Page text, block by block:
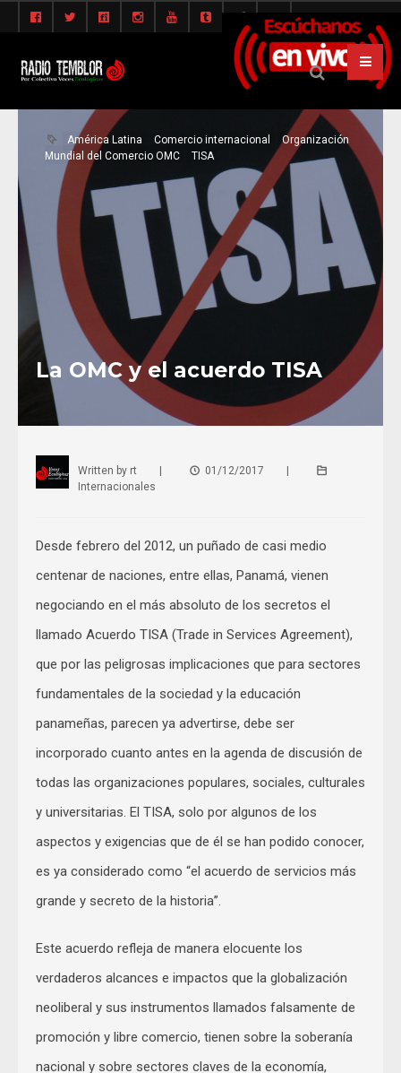
América Latina Comercio internacional
Organización
Mundial del Comercio OMC
TISA
La OMC y el acuerdo TISA
Written by rt 01/12/2017
Internacionales
Desde febrero del 2012, un puñado de casi medio
centenar de naciones, entre ellas, Panamá, vienen
negociando en el más absoluto de los secretos el
llamado Acuerdo TISA (Trade in Services Agreement),
que por las peligrosas implicaciones que para sectores
fundamentales de la sociedad y la educación
panameñas, parecen ya advertirse, debe ser
incorporado cuanto antes en la agenda de discusión de
todas las organizaciones populares, sociales, culturales
y universitarias. El TISA, solo por algunos de los
aspectos y exigencias que de él se han podido conocer,
es ya considerado como “el acuerdo de servicios más
grande y secreto de la historia”.
Este acuerdo refleja de manera elocuente los
verdaderos alcances e impactos que la globalización
neoliberal y sus instrumentos llamados falsamente de
promoción y libre comercio, tienen sobre la soberanía
nacional y sobre sectores claves de la economía,